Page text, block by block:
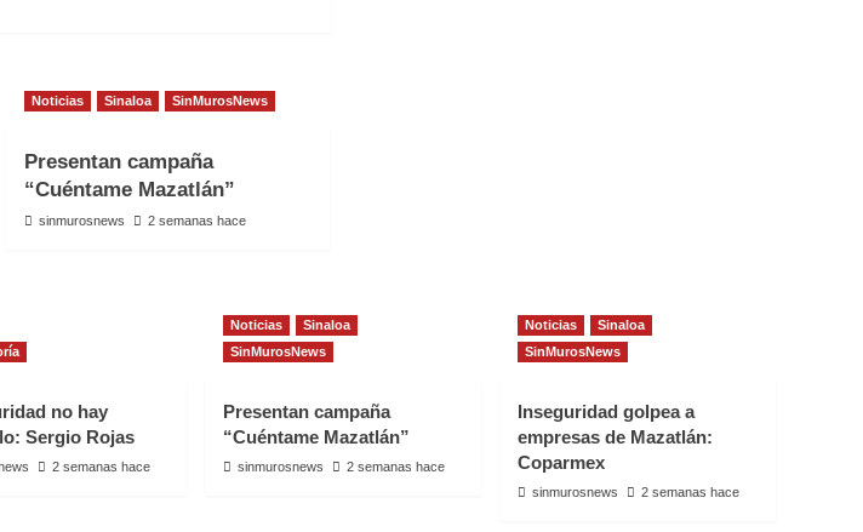
Noticias Sinaloa SinMurosNews
Presentan campaña
“Cuéntame Mazatlán”
sinmurosnews 2 semanas hace
no hay
Sergio Rojas
2 semanas hace
Noticias
Sinaloa
SinMurosNews
Presentan campaña
“Cuéntame Mazatlán”
sinmurosnews 2 semanas hace
Noticias
Sinaloa
SinMurosNews
Inseguridad golpea a
empresas de Mazatlán:
Coparmex
sinmurosnews 2 semanas hace